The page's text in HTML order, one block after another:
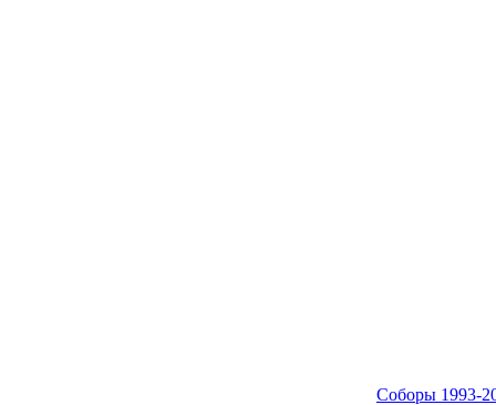
Соборы 1993-